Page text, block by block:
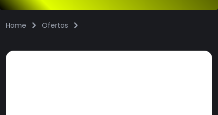
Home Ofertas